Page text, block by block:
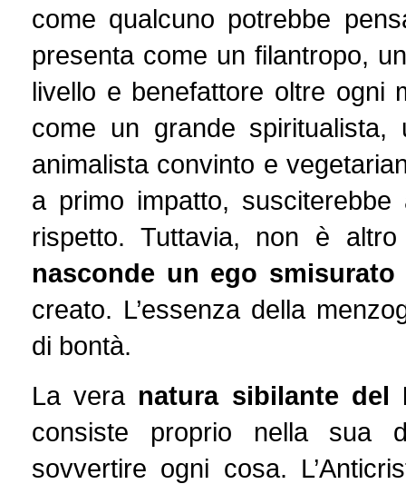
come qualcuno potrebbe
presenta come un filantropo,
livello e benefattore oltre ogni
come un grande
animalista convinto e
a primo impatto,
rispetto. Tuttavia, non è
nasconde un ego smisurato
creato. L’essenza della
di bontà.
La vera natura sibilante del
consiste proprio nella sua
sovvertire ogni cosa.